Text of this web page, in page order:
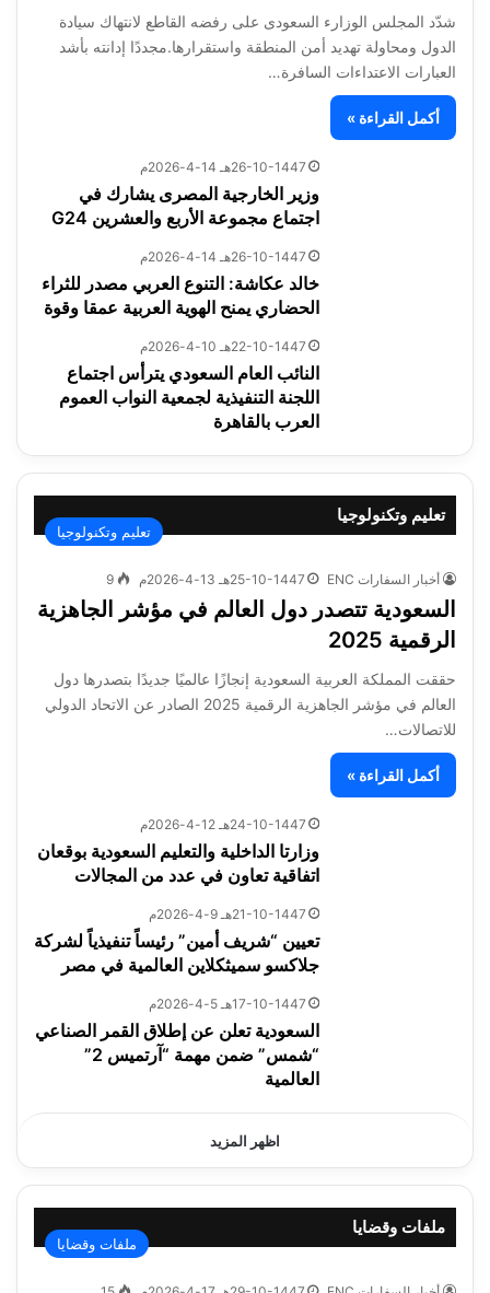
شدّد المجلس الوزارء السعودى على رفضه القاطع لانتهاك سيادة
الدول ومحاولة تهديد أمن المنطقة واستقرارها.مجددًا إدانته بأشد
العبارات الاعتداءات السافرة…
أكمل القراءة »
26-10-1447هـ 14-4-2026م
وزير الخارجية المصرى يشارك في
اجتماع مجموعة الأربع والعشرين G24
26-10-1447هـ 14-4-2026م
خالد عكاشة: التنوع العربي مصدر للثراء
الحضاري يمنح الهوية العربية عمقا وقوة
22-10-1447هـ 10-4-2026م
النائب العام السعودي يترأس اجتماع
اللجنة التنفيذية لجمعية النواب العموم
العرب بالقاهرة
تعليم وتكنولوجيا
تعليم وتكنولوجيا
أخبار السفارات ENC 25-10-1447هـ 13-4-2026م 9
السعودية تتصدر دول العالم في مؤشر الجاهزية
الرقمية 2025
حققت المملكة العربية السعودية إنجازًا عالميًا جديدًا بتصدرها دول
العالم في مؤشر الجاهزية الرقمية 2025 الصادر عن الاتحاد الدولي
للاتصالات…
أكمل القراءة »
24-10-1447هـ 12-4-2026م
وزارتا الداخلية والتعليم السعودية بوقعان
اتفاقية تعاون في عدد من المجالات
21-10-1447هـ 9-4-2026م
تعيين “شريف أمين” رئيساً تنفيذياً لشركة
جلاكسو سميثكلاين العالمية في مصر
17-10-1447هـ 5-4-2026م
السعودية تعلن عن إطلاق القمر الصناعي
“شمس” ضمن مهمة “آرتميس 2”
العالمية
اظهر المزيد
ملفات وقضايا
ملفات وقضايا